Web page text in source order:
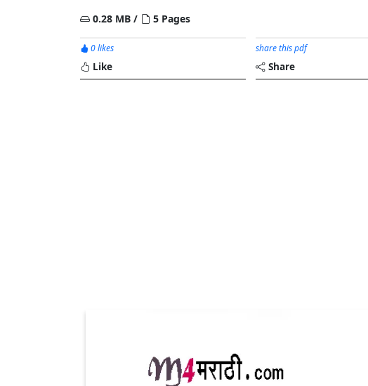
0.28 MB /
5 Pages
0 likes
Like
share this pdf
Share